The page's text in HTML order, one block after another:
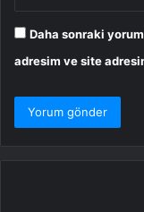
Daha sonraki
adresim ve site